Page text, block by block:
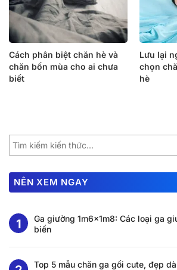
Cách phân biệt chăn hè và
chăn bốn mùa cho ai chưa
biết
Lưu lại
chọn
hè
NÊN XEM NGAY
Ga giường 1m6x1m8: Các loại ga
biến
Top 5 mẫu chăn ga gối cute, đẹp